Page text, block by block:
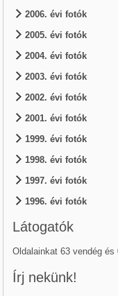
2006. évi fotók
2005. évi fotók
2004. évi fotók
2003. évi fotók
2002. évi fotók
2001. évi fotók
1999. évi fotók
1998. évi fotók
1997. évi fotók
1996. évi fotók
Látogatók
Oldalainkat 63 vendég és
Írj nekünk!